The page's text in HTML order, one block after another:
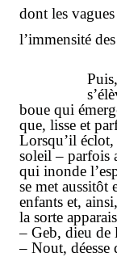
dont les
l’immensité
boue qui émer
que, lisse et
Lorsqu’il
soleil – parfois
qui inonde
se met aussitôt
enfants et,
la sorte
– Geb, dieu de
– Nout, déesse